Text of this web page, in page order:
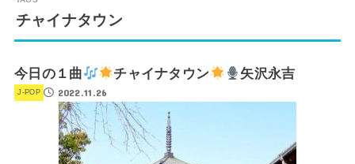
チャイナタウン
今日の１曲 チャイナタウン 矢沢永吉
J-POP 2022.11.26